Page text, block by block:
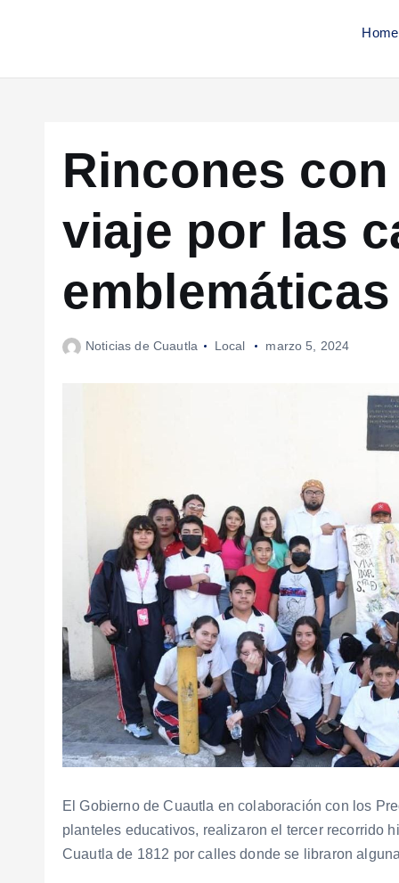
Home
Rincones
viaje por las
Noticias de Cuautla Local marzo 5, 2024
El Gobierno de Cuautla en colaboración con los
planteles educativos, realizaron el tercer recorrido
Cuautla de 1812 por calles donde se libraron